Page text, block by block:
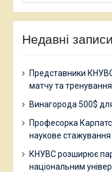
Недавні записи
Представники
матчу та тренування
Винагорода 500$
Професорка
наукове стажування
КНУВС розширює
національним